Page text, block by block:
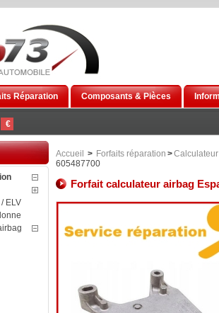
€
Réparation Composants & Pièces
ELV
Accueil > Forfaits réparation >
605487700
Forfait calculateur airbag